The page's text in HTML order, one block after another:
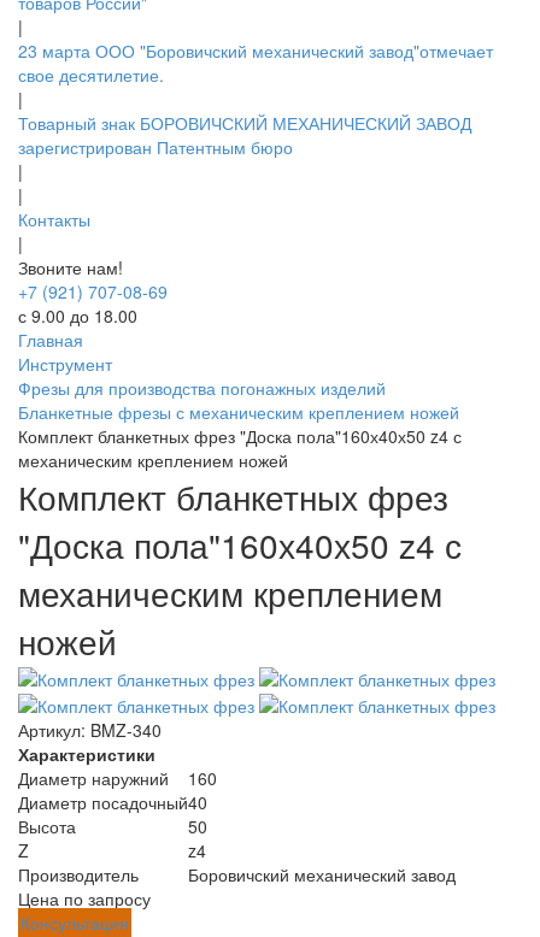
|
23 марта ООО "Боровичский механический завод"отмечает
свое десятилетие.
|
Товарный знак БОРОВИЧСКИЙ МЕХАНИЧЕСКИЙ ЗАВОД
зарегистрирован Патентным бюро
|
|
Контакты
|
Звоните нам!
+7 (921) 707-08-69
с 9.00 до 18.00
Главная
Инструмент
Фрезы для производства погонажных изделий
Бланкетные фрезы с механическим креплением ножей
Комплект бланкетных фрез "Доска пола"160х40х50 z4 с
механическим креплением ножей
Комплект бланкетных фрез
"Доска пола"160х40х50 z4 с
механическим креплением
ножей
Артикул: BMZ-340
Характеристики
Диаметр наружний
160
Диаметр посадочный40
Высота
50
Z
z4
Производитель
Боровичский механический завод
Цена по запросу
Консультация